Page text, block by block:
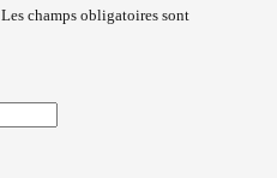
Les champs obligatoires sont